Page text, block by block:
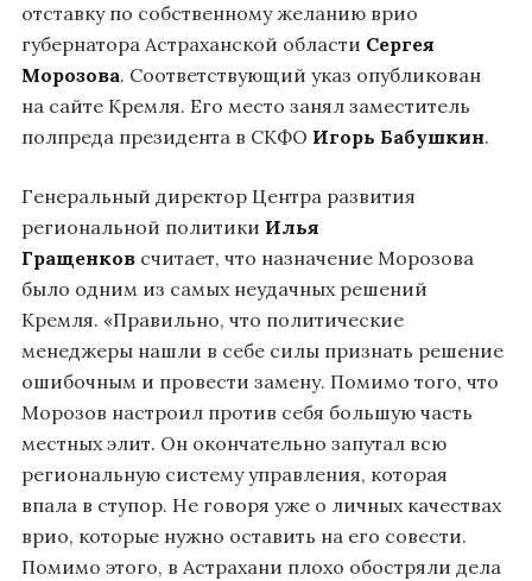
отставку по собственному желанию врио
губернатора Астраханской области Сергея
Морозова. Соответствующий указ опубликован
на сайте Кремля. Его место занял заместитель
полпреда президента в СКФО Игорь Бабушкин.
Генеральный директор Центра развития
региональной политики Илья
Гращенков считает, что назначение Морозова
было одним из самых неудачных решений
Кремля. «Правильно, что политические
менеджеры нашли в себе силы признать решение
ошибочным и провести замену. Помимо того, что
Морозов настроил против себя большую часть
местных элит. Он окончательно запутал всю
региональную систему управления, которая
впала в ступор. Не говоря уже о личных качествах
врио, которые нужно оставить на его совести.
Помимо этого, в Астрахани плохо обостряли дела